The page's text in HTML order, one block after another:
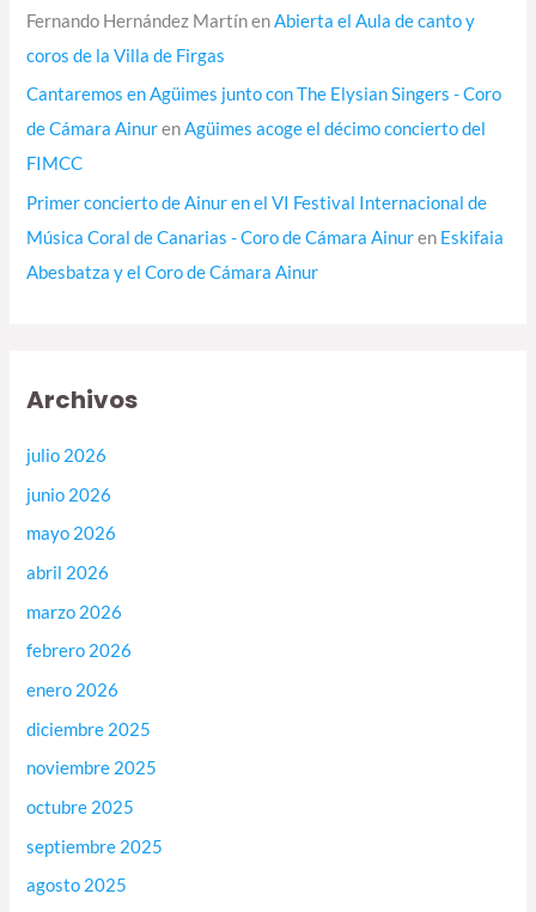
Fernando Hernández MartínenAbierta el Aula de canto y
coros de la Villa de Firgas
Cantaremos en Agüimes junto con The Elysian Singers - Coro
de Cámara AinurenAgüimes acoge el décimo concierto del
FIMCC
Primer concierto de Ainur en el VI Festival Internacional de
Música Coral de Canarias - Coro de Cámara Ainuren Eskifaia
Abesbatza y el Coro de Cámara Ainur
Archivos
julio 2026
junio 2026
mayo 2026
abril 2026
marzo 2026
febrero 2026
enero 2026
diciembre 2025
noviembre 2025
octubre 2025
septiembre 2025
agosto 2025